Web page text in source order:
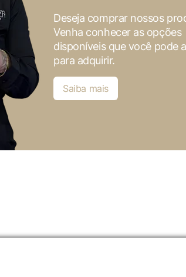
Deseja comprar nossos
Venha conhecer as opções
disponíveis que você pode
para adquirir.
Saiba mais